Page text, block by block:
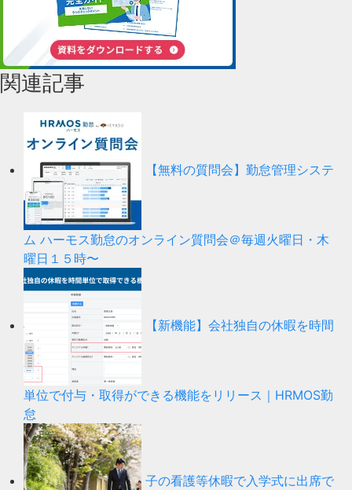
関連記事
【無料の質問会】勤怠管理システ
ム ハーモス勤怠のオンライン質問会＠毎週火曜日・木
曜日１５時〜
【新機能】会社独自の休暇を時間
単位で付与・取得ができる機能をリリース｜HRMOS勤
怠
子の看護等休暇で入学式に出席で